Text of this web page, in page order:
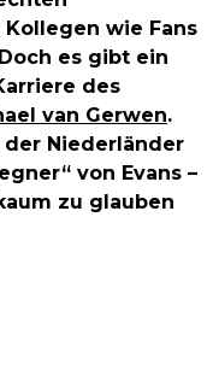
wie Fans
es gibt ein
des
van Gerwen.
Niederländer
von Evans –
zu glauben